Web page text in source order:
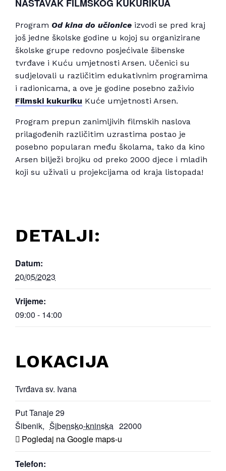
NASTAVAK FILMSKOG KUKURIKUA
Program Od kina do učionice izvodi se pred kraj
još jedne školske godine u kojoj su organizirane
školske grupe redovno posjećivale šibenske
tvrđave i Kuću umjetnosti Arsen. Učenici su
sudjelovali u različitim edukativnim programima
i radionicama, a ove je godine posebno zaživio
Filmski kukuriku Kuće umjetnosti Arsen.
Program prepun zanimljivih filmskih naslova
prilagođenih različitim uzrastima postao je
posebno popularan među školama, tako da kino
Arsen bilježi brojku od preko 2000 djece i mladih
koji su uživali u projekcijama od kraja listopada!
DETALJI:
Datum:
20/05/2023
Vrijeme:
09:00 - 14:00
LOKACIJA
Tvrđava sv. Ivana
Put Tanaje 29
Šibenik, Šibensko-kninska 22000
Pogledaj na Google maps-u
Telefon: